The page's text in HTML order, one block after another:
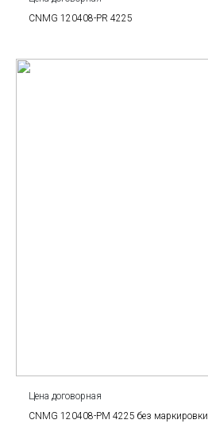
CNMG 120408-PR 4225
Цена договорная
CNMG 120408-PM 4225 без маркировки